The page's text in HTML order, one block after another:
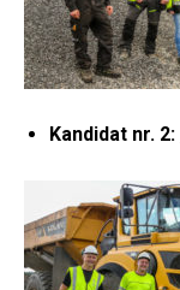
Kandidat nr. 2: